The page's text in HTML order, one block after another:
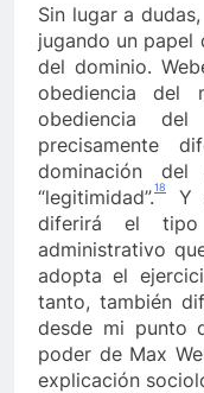
Sin lugar a
jugando un papel
del dominio.
obediencia del
obediencia del
precisamente
dominación
“legitimidad”.18
Y
diferirá el
administrativo
adopta el
tanto, también
desde mi punto
poder de Max
explicación